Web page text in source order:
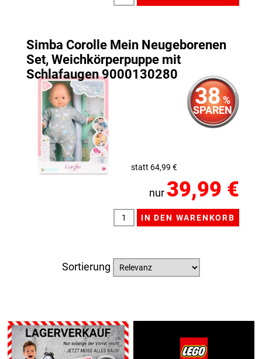
Simba Corolle Mein Neugeborenen
Set, Weichkörperpuppe mit
Schlafaugen 9000130280
38 %
SPAREN
statt 64,99 €
nur39,99 €
Sortierung